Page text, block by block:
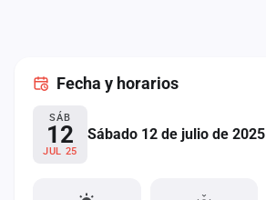
Fecha y horarios
SÁB
12
JUL 25
Sábado 12 de julio de 2025
Administración
Contacto